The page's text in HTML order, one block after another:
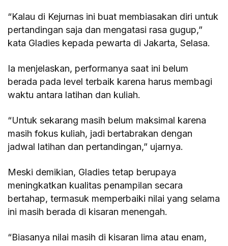
“Kalau di Kejurnas ini buat membiasakan diri untuk
pertandingan saja dan mengatasi rasa gugup,”
kata Gladies kepada pewarta di Jakarta, Selasa.
Ia menjelaskan, performanya saat ini belum
berada pada level terbaik karena harus membagi
waktu antara latihan dan kuliah.
“Untuk sekarang masih belum maksimal karena
masih fokus kuliah, jadi bertabrakan dengan
jadwal latihan dan pertandingan,” ujarnya.
Meski demikian, Gladies tetap berupaya
meningkatkan kualitas penampilan secara
bertahap, termasuk memperbaiki nilai yang selama
ini masih berada di kisaran menengah.
“Biasanya nilai masih di kisaran lima atau enam,